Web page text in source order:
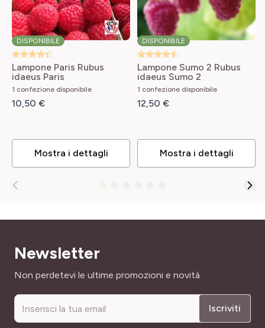
Lampone
PROFUMO
Privo di profumo
PORTAMENTO
Arbustivo, Cespuglio
ALTEZZA A MATURITÀ
1.50 m
LARGHEZZA ADULTA
1 m
PÉRIODE DE RÉCOLTE
giugno, Agosto a ottobre
Leggero, Ricco, Tutti
RUSTICITÀ
Poco rustica
DISPONIBILE
Lampone Paris Rubus
idaeus Paris
1 confezione disponibile
10,50 €
Mostra i dettagli
DISPONIBILE
Lampone Sumo 2 Rubus
idaeus Sumo 2
1 confezione disponibile
12,50 €
Mostra i dettagli
Newsletter
Indirizzo email
Non perdetevi le ultime promozioni e novità
Iscriviti